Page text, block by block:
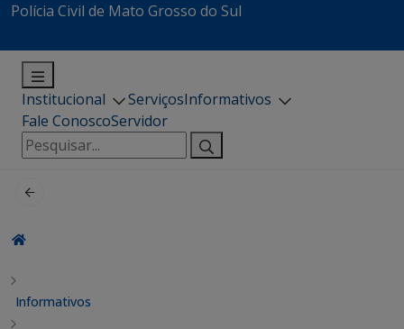
Polícia Civil de Mato Grosso do Sul
Institucional ServiçosInformativos
Fale ConoscoServidor
Pesquisar
por:
Informativos